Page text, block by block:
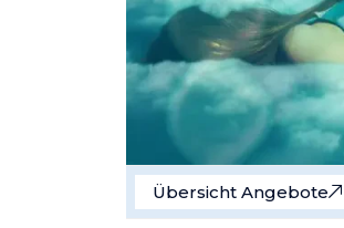
Übersicht Angebote